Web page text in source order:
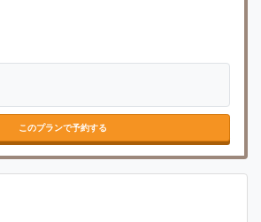
このプランで予約する